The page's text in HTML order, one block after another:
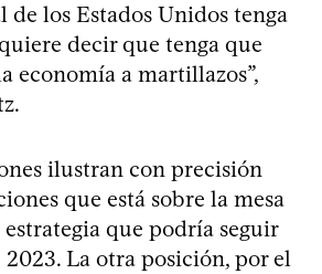
de los Estados Unidos tenga
decir que tenga que
economía a martillazos”,
ilustran con precisión
que está sobre la mesa
que podría seguir
La otra posición, por el